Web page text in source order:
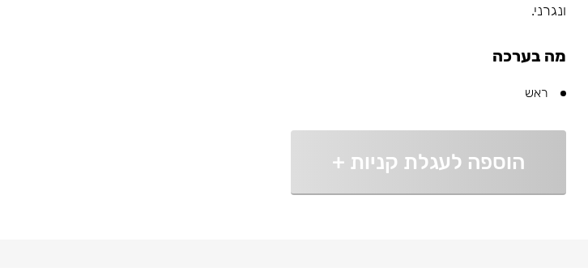
ונגרני.
מה בערכה
ראש
הוספה לעגלת קניות +